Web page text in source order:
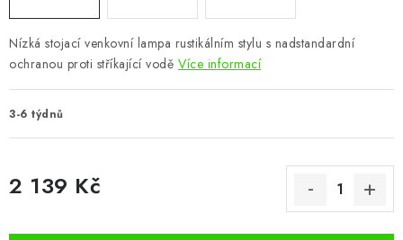
VÝPRODEJ
Vše o nákupu Info
Reklamace a odstoupení od smlouvy
Nízká stojací venkovní lampa rustikálním stylu s nadstandardní
ochranou proti stříkající vodě Více informací
3-6 týdnů
2 139 Kč